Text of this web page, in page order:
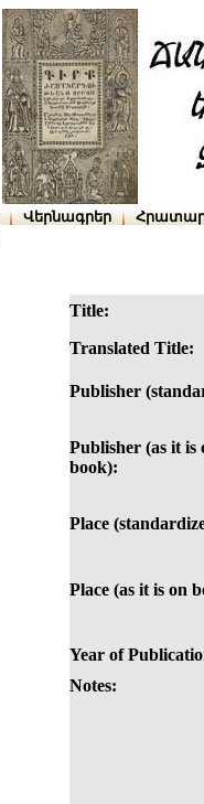
Վերնագրեր
Title:
Translated Title:
Publisher
Publisher (as it is
book):
Place
Place (as it is on
Year of
Notes: